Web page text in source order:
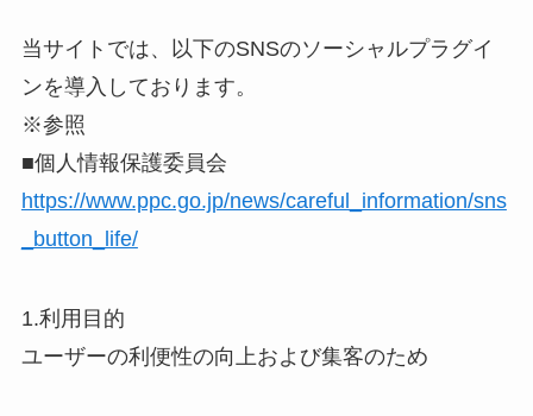
当サイトでは、以下のSNSのソーシャルプラグイ
ンを導入しております。
※参照
■個人情報保護委員会
https://www.ppc.go.jp/news/careful_information/sns
_button_life/
1.利用目的
ユーザーの利便性の向上および集客のため